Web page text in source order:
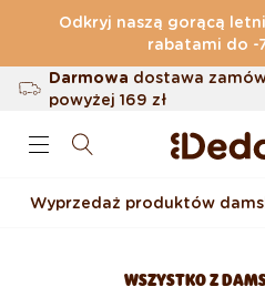
Przejdź do treści
Odkryj naszą gorącą
rabatami do -
(32.819 Opinie)
Darmowa dostawa
powyżej169 zł
Możliwość zwrotu w ciągu
Wyprzedaż produktów
WSZYSTKO Z